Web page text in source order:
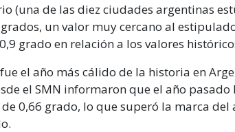
(una de las diez ciudades argentinas
un valor muy cercano al
grado en relación a los valores
el año más cálido de la historia en
el SMN informaron que el año pasado
0,66 grado, lo que superó la marca del